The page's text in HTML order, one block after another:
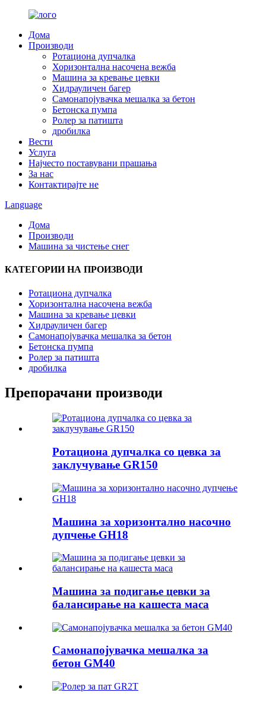
Дома
Производи
Ротациона дупчалка
Хоризонтална насочена вежба
Машина за кревање цевки
Хидрауличен багер
Самонапојувачка мешалка за бетон
Бетонска пумпа
Ролер за патишта
дробилка
Вести
Услуга
Најчесто поставувани прашања
За нас
Контактирајте не
Language
Дома
Производи
Машина за чистење снег
КАТЕГОРИИ НА ПРОИЗВОДИ
Ротациона дупчалка
Хоризонтална насочена вежба
Машина за кревање цевки
Хидрауличен багер
Самонапојувачка мешалка за бетон
Бетонска пумпа
Ролер за патишта
дробилка
Препорачани производи
Ротациона дупчалка со цевка за
заклучување GR150
Машина за хоризонтално насочно
дупчење GH18
Машина за подигање цевки за
балансирање на кашеста маса
Самонапојувачка мешалка за
бетон GM40